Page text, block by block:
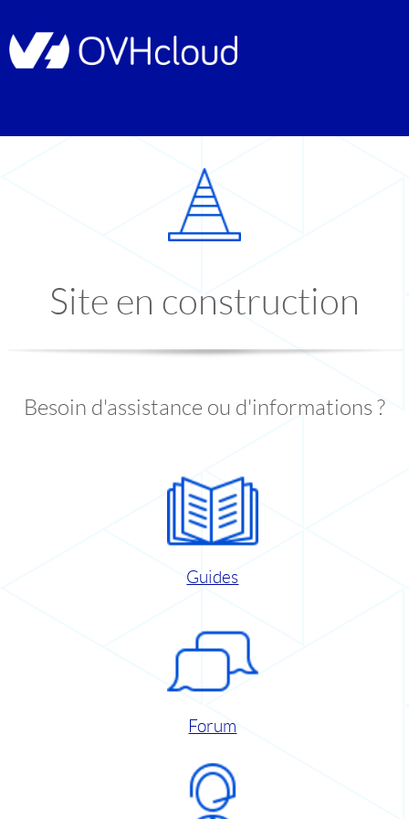
Site en construction
Besoin d'assistance ou d'informations ?
Guides
Forum